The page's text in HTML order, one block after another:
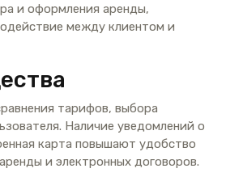
и оформления аренды,
между клиентом и
тарифов, выбора
Наличие уведомлений о
карта повышают удобство
и электронных договоров.